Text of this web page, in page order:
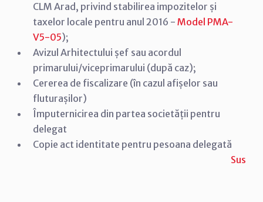
CLM Arad, privind stabilirea impozitelor și
taxelor locale pentru anul 2016 - Model PMA-
V5-05);
Avizul Arhitectului șef sau acordul
primarului/viceprimarului (după caz);
Cererea de fiscalizare (în cazul afișelor sau
fluturașilor)
Împuternicirea din partea societății pentru
delegat
Copie act identitate pentru pesoana delegată
Sus